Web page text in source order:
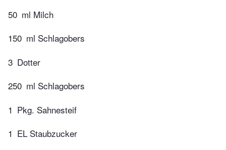
50 ml Milch
150 ml Schlagobers
3 Dotter
250 ml Schlagobers
1 Pkg. Sahnesteif
1 EL Staubzucker